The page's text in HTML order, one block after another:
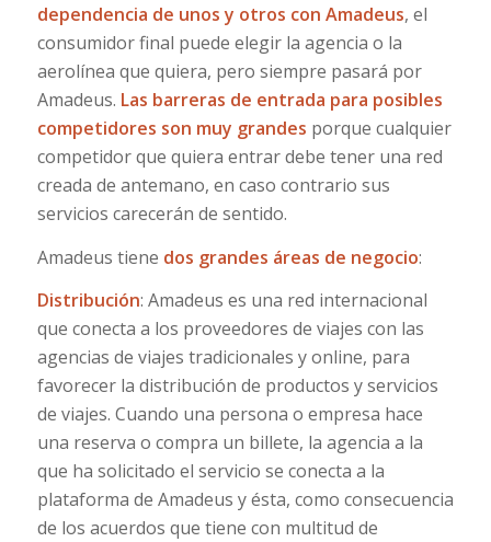
dependencia de unos y otros con Amadeus, el
consumidor final puede elegir la agencia o la
aerolínea que quiera, pero siempre pasará por
Amadeus. Las barreras de entrada para posibles
competidores son muy grandes porque cualquier
competidor que quiera entrar debe tener una red
creada de antemano, en caso contrario sus
servicios carecerán de sentido.
Amadeus tiene dos grandes áreas de negocio:
Distribución: Amadeus es una red internacional
que conecta a los proveedores de viajes con las
agencias de viajes tradicionales y online, para
favorecer la distribución de productos y servicios
de viajes. Cuando una persona o empresa hace
una reserva o compra un billete, la agencia a la
que ha solicitado el servicio se conecta a la
plataforma de Amadeus y ésta, como consecuencia
de los acuerdos que tiene con multitud de